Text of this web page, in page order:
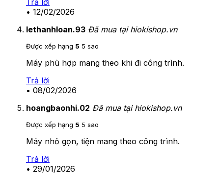
Trả lời
• 12/02/2026
lethanhloan.93 Đã mua tại hiokishop.vn
Được xếp hạng 5 5 sao
Máy phù hợp mang theo khi đi công trình.
Trả lời
• 08/02/2026
hoangbaonhi.02 Đã mua tại hiokishop.vn
Được xếp hạng 5 5 sao
Máy nhỏ gọn, tiện mang theo công trình.
Trả lời
• 29/01/2026